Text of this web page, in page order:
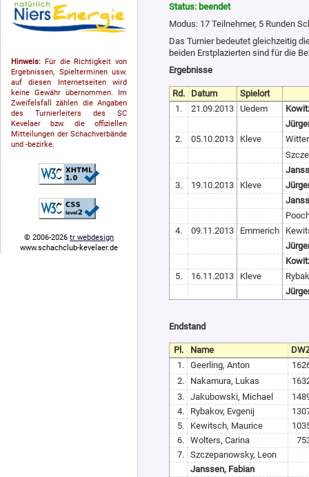
Hinweis: Für die Richtigkeit von
Ergebnissen, Spielterminen usw.
auf diesen Internetseiten wird
keine Gewähr übernommen. Im
Zweifelsfall zählen die Angaben
des Turnierleiters des SC
Kevelaer bzw. die offiziellen
Mitteilungen der Schach­ver­bände
und -bezirke.
© 2006-2026 tr webdesign
www.schachclub-kevelaer.de
Status: beendet
Modus: 17 Teilnehmer, 5 Runden
Das Turnier bedeutet gleichzeitig
beiden Erstplazierten sind für die
Ergebnisse
Rd. Datum
Spielort
1.
21.09.2013 Uedem
2.
05.10.2013 Kleve
3.
19.10.2013 Kleve
4.
09.11.2013 Emmerich
5.
16.11.2013 Kleve
Endstand
Pl. Name
1.
Geerling, Anton
2.
Nakamura, Lukas
3.
Jakubowski, Michael
4.
Rybakov, Evgenij
5.
Kewitsch, Maurice
6.
Wolters, Carina
7.
Szczepanowsky, Leon
Janssen, Fabian